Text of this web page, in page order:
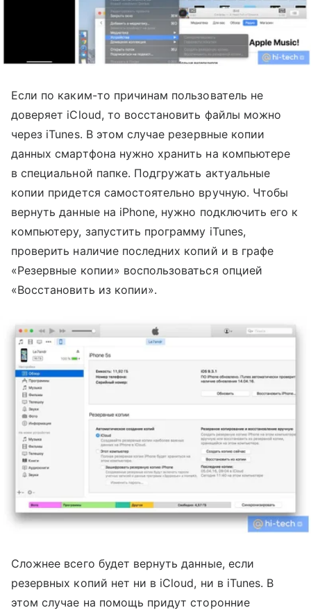
Если по каким-то причинам пользователь не
доверяет iCloud, то восстановить файлы можно
через iTunes. В этом случае резервные копии
данных смартфона нужно хранить на компьютере
в специальной папке. Подгружать актуальные
копии придется самостоятельно вручную. Чтобы
вернуть данные на iPhone, нужно подключить его к
компьютеру, запустить программу iTunes,
проверить наличие последних копий и в графе
«Резервные копии» воспользоваться опцией
«Восстановить из копии».
Сложнее всего будет вернуть данные, если
резервных копий нет ни в iCloud, ни в iTunes. В
этом случае на помощь придут сторонние